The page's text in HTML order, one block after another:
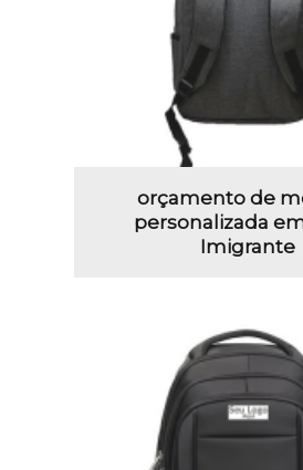
orçamento de
personalizada
Imigrante